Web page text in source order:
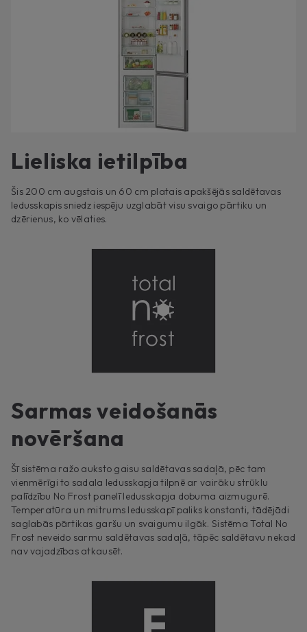
Lieliska ietilpība
Šis 200 cm augstais un 60 cm platais apakšējās saldētavas
ledusskapis sniedz iespēju uzglabāt visu svaigo pārtiku un
dzērienus, ko vēlaties.
Sarmas veidošanās
novēršana
Šī sistēma ražo auksto gaisu saldētavas sadaļā, pēc tam
vienmērīgi to sadala ledusskapja tilpnē ar vairāku strūklu
palīdzību No Frost panelī ledusskapja dobuma aizmugurē.
Temperatūra un mitrums ledusskapī paliks konstanti, tādējādi
saglabās pārtikas garšu un svaigumu ilgāk. Sistēma Total No
Frost neveido sarmu saldētavas sadaļā, tāpēc saldētavu nekad
nav vajadzības atkausēt.